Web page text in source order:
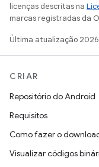
licenças descritas na
marcas registradas da
Última atualização
CRIAR
Repositório do Android
Requisitos
Como fazer o
Visualizar códigos